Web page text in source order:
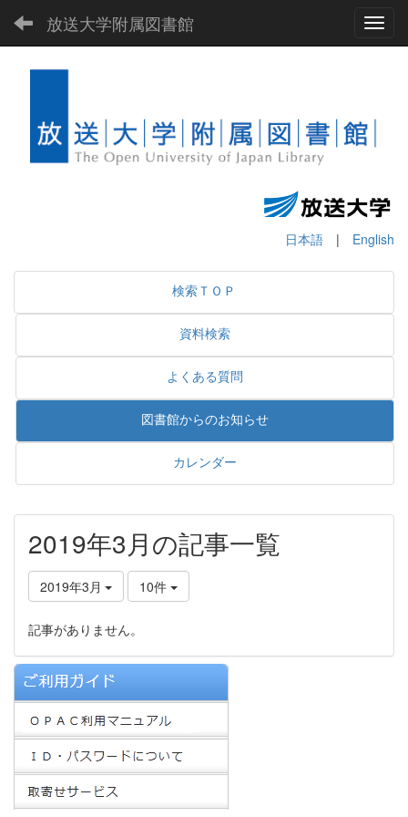
放送大学附属図書館
日本語 | English
検索ＴＯＰ
資料検索
よくある質問
図書館からのお知らせ
カレンダー
2019年3月の記事一覧
2019年3月 10件
記事がありません。